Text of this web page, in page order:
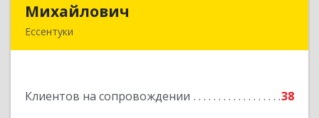
Михайлович
Ессентуки
Клиентов на сопровождении 38